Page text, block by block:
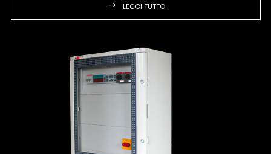
LEGGI TUTTO